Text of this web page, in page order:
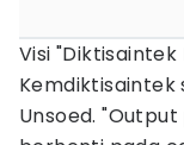
Visi
Unsoed.